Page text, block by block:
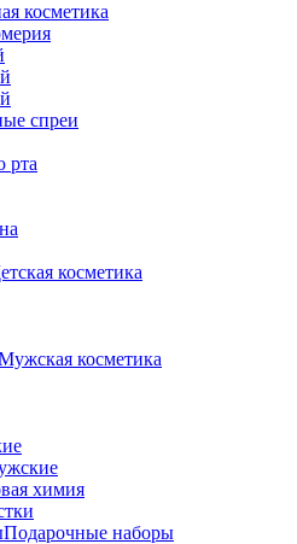
косметика
спреи
рта
косметика
косметика
химия
Подарочные наборы